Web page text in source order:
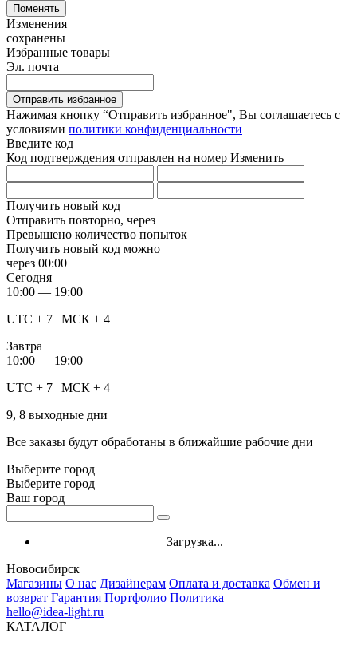
Поменять
Изменения
сохранены
Избранные товары
Эл. почта
Отправить избранное
Нажимая кнопку “Отправить избранное", Вы соглашаетесь c
условиями политики конфиденциальности
Введите код
Код подтверждения отправлен на номер Изменить
Получить новый код
Отправить повторно, через
Превышено количество попыток
Получить новый код можно
через 00:00
Сегодня
10:00 — 19:00
UTC + 7 | МСК + 4
Завтра
10:00 — 19:00
UTC + 7 | МСК + 4
9, 8 выходные дни
Все заказы будут обработаны в ближайшие рабочие дни
Выберите город
Выберите город
Ваш город
Загрузка...
Новосибирск
Магазины О нас Дизайнерам Оплата и доставка Обмен и
возврат Гарантия Портфолио Политика
hello@idea-light.ru
КАТАЛОГ